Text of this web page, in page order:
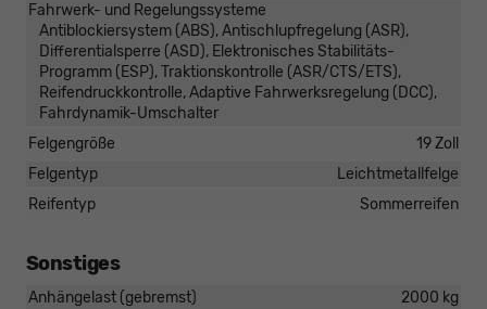
Fahrwerk- und Regelungssysteme
Antiblockiersystem (ABS), Antischlupfregelung (ASR),
Differentialsperre (ASD), Elektronisches Stabilitäts-
Programm (ESP), Traktionskontrolle (ASR/CTS/ETS),
Reifendruckkontrolle, Adaptive Fahrwerksregelung (DCC),
Fahrdynamik-Umschalter
Felgengröße
19 Zoll
Felgentyp
Leichtmetallfelge
Reifentyp
Sommerreifen
Sonstiges
Anhängelast (gebremst)
2000 kg